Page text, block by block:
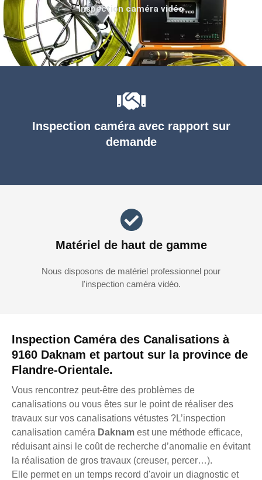
Inspection Caméra des Canalisations à
9160 Daknam et partout sur la province de
Flandre-Orientale.
Vous rencontrez peut-être des problèmes de
canalisations ou vous êtes sur le point de réaliser des
travaux sur vos canalisations vétustes ?L’inspection
canalisation caméra Daknam est une méthode efficace,
réduisant ainsi le coût de recherche d’anomalie en évitant
la réalisation de gros travaux (creuser, percer…).
Elle permet en un temps record d'avoir un diagnostic et
Inspection caméra avec rapport sur
demande
Matériel de haut de gamme
Nous disposons de matériel professionnel pour
l'inspection caméra vidéo.
Inspection caméra vidéo